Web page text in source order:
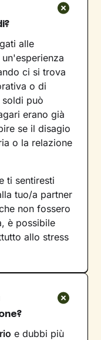
alle
ci si trova
o di
soldi può
erano già
se il disagio
o la relazione
ti sentiresti
tuo/a partner
non fossero
è possibile
allo stress
e dubbi più